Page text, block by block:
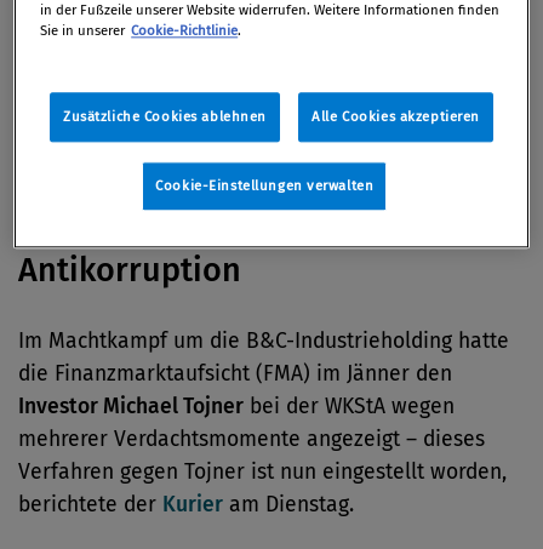
Renault-Chef Carlos Ghosn. Nun wird er von der
Affäre selbst mitgerissen und nimmt seinen Hut, wie
berichtet.
Antikorruption
Im Machtkampf um die B&C-Industrieholding hatte
die Finanzmarktaufsicht (FMA) im Jänner den
Investor Michael Tojner bei der WKStA wegen
mehrerer Verdachtsmomente angezeigt – dieses
Verfahren gegen Tojner ist nun eingestellt worden,
berichtete der Kurier am Dienstag.
in der Fußzeile unserer Website widerrufen. Weitere Informationen finden
Sie in unserer Cookie-Richtlinie.
Zusätzliche Cookies ablehnen Alle Cookies akzeptieren
Cookie-Einstellungen verwalten